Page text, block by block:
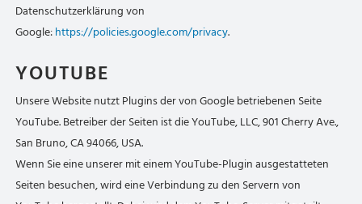
Datenschutzerklärung von
Google:https://policies.google.com/privacy.
YOUTUBE
Unsere Website nutzt Plugins der von Google betriebenen Seite
YouTube. Betreiber der Seiten ist die YouTube, LLC, 901 Cherry Ave.,
San Bruno, CA 94066, USA.
Wenn Sie eine unserer mit einem YouTube-Plugin ausgestatteten
Seiten besuchen, wird eine Verbindung zu den Servern von